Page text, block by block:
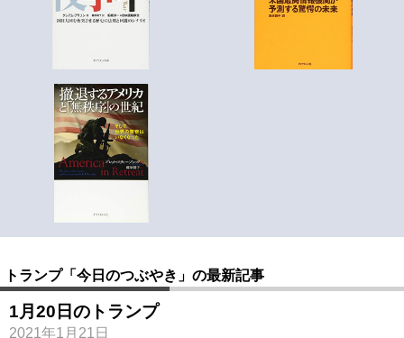
トランプ「今日のつぶやき」の最新記事
1月20日のトランプ
2021年1月21日